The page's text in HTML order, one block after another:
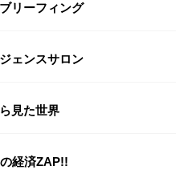
リーフィング
ェンスサロン
見た世界
経済ZAP!!